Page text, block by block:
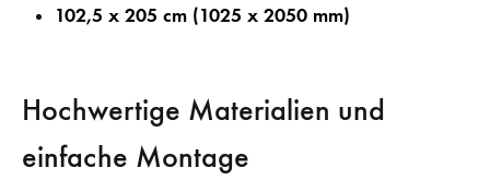
102,5 x 205 cm (1025 x 2050 mm)
Hochwertige Materialien und
einfache Montage